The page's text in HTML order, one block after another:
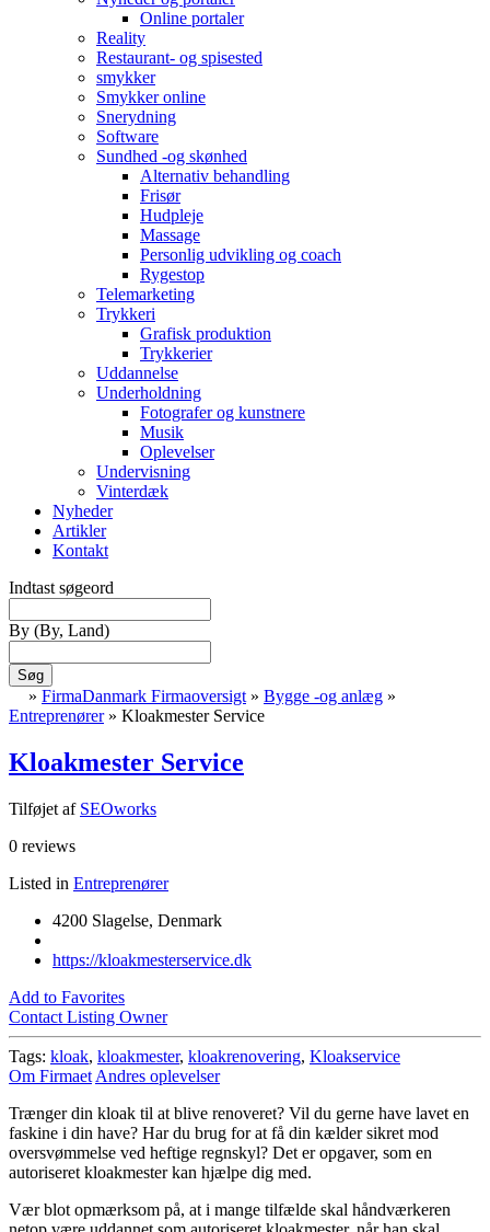
Online portaler
Reality
Restaurant- og spisested
smykker
Smykker online
Snerydning
Software
Sundhed -og skønhed
Alternativ behandling
Frisør
Hudpleje
Massage
Personlig udvikling og coach
Rygestop
Telemarketing
Trykkeri
Grafisk produktion
Trykkerier
Uddannelse
Underholdning
Fotografer og kunstnere
Musik
Oplevelser
Undervisning
Vinterdæk
Nyheder
Artikler
Kontakt
Indtast søgeord
By (By, Land)
Søg
» FirmaDanmark Firmaoversigt » Bygge -og anlæg »
Entreprenører » Kloakmester Service
Kloakmester Service
Tilføjet af SEOworks
0 reviews
Listed in Entreprenører
4200 Slagelse, Denmark
https://kloakmesterservice.dk
Add to Favorites
Contact Listing Owner
Tags: kloak, kloakmester, kloakrenovering, Kloakservice
Om Firmaet Andres oplevelser
Trænger din kloak til at blive renoveret? Vil du gerne have lavet en
faskine i din have? Har du brug for at få din kælder sikret mod
oversvømmelse ved heftige regnskyl? Det er opgaver, som en
autoriseret kloakmester kan hjælpe dig med.
Vær blot opmærksom på, at i mange tilfælde skal håndværkeren